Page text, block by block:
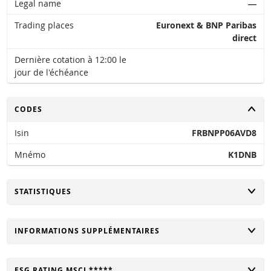
Legal name
―
Trading places
Euronext & BNP Paribas
direct
Dernière cotation à 12:00 le
jour de l'échéance
CHANGER
CODES
Isin
FRBNPP06AVD8
Mnémo
K1DNB
CHANGER
STATISTIQUES
CHANGER
INFORMATIONS SUPPLÉMENTAIRES